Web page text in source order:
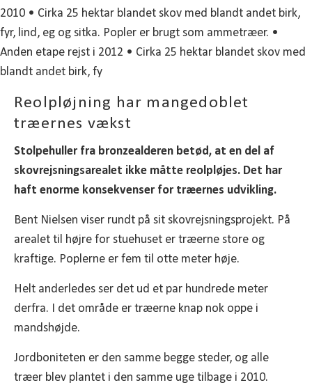
Reolpløjning har mangedoblet
træernes vækst
Stolpehuller fra bronzealderen betød, at en del af
skovrejsningsarealet ikke måtte reolpløjes. Det har
haft enorme konsekvenser for træernes udvikling.
Bent Nielsen viser rundt på sit skovrejsningsprojekt. På
arealet til højre for stuehuset er træerne store og
kraftige. Poplerne er fem til otte meter høje.
Helt anderledes ser det ud et par hundrede meter
derfra. I det område er træerne knap nok oppe i
mandshøjde.
Jordboniteten er den samme begge steder, og alle
træer blev plantet i den samme uge tilbage i 2010.